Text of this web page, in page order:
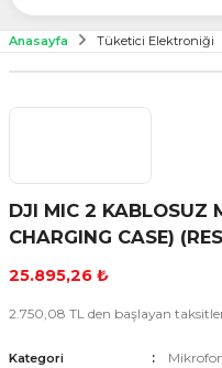
Anasayfa Tüketici Elektroniği
DJI MIC 2 KABLOSUZ
CHARGING CASE)
25.895,26 ₺
2.750,08 TL den başlayan
Kategori